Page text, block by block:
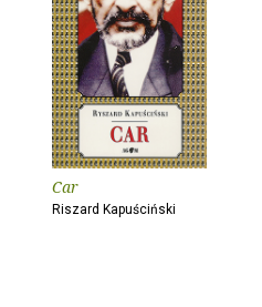
Car
Riszard Kapuściński